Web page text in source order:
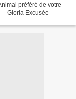
préféré de votre
Gloria Excusée